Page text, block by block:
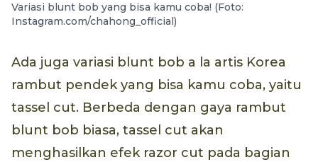
Variasi blunt bob yang bisa kamu coba! (Foto:
Instagram.com/chahong_official)
Ada juga variasi blunt bob a la artis Korea
rambut pendek yang bisa kamu coba, yaitu
tassel cut. Berbeda dengan gaya rambut
blunt bob biasa, tassel cut akan
menghasilkan efek razor cut pada bagian